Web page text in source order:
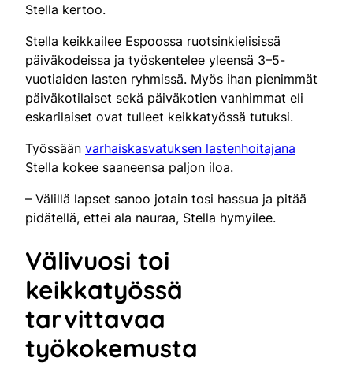
Stella kertoo.
Stella keikkailee Espoossa ruotsinkielisissä
päiväkodeissa ja työskentelee yleensä 3–5-
vuotiaiden lasten ryhmissä. Myös ihan pienimmät
päiväkotilaiset sekä päiväkotien vanhimmat eli
eskarilaiset ovat tulleet keikkatyössä tutuksi.
Työssään varhaiskasvatuksen lastenhoitajana
Stella kokee saaneensa paljon iloa.
– Välillä lapset sanoo jotain tosi hassua ja pitää
pidätellä, ettei ala nauraa, Stella hymyilee.
Välivuosi toi
keikkatyössä
tarvittavaa
työkokemusta